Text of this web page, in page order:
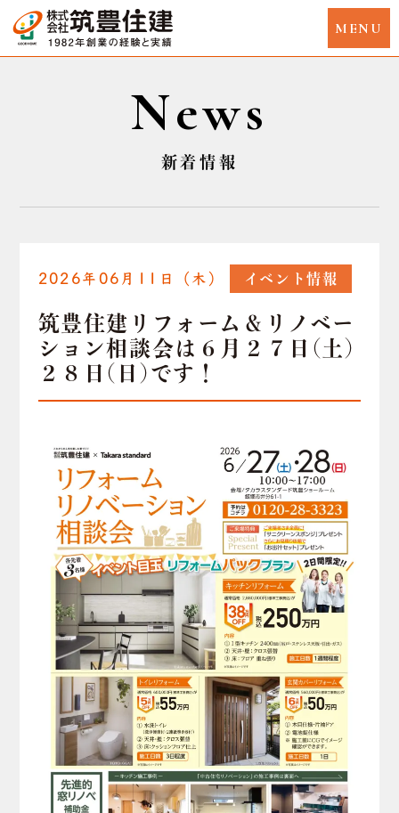
News
新着情報
2026年06月11日（木） イベント情報
筑豊住建リフォーム＆リノベー
ション相談会は６月２７日(土)
２８日(日)です！